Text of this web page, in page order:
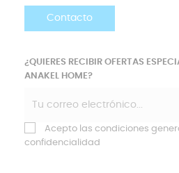
Contacto
¿QUIERES RECIBIR OFERTAS
ANAKEL HOME?
Acepto las condiciones
confidencialidad